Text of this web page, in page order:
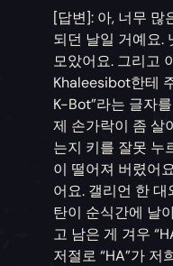
[답변]: 아, 너무 많
되던 날일 거예요.
모았어요. 그리고
Khaleesibot한테
K-Bot”라는 글자
제 손가락이 좀 살
는지 키를 잘못 누
이 떨어져 버렸어
어요. 갤리언 한
탄이 순식간에 날
고 남은 게 겨우
저절로 “HA”가 저